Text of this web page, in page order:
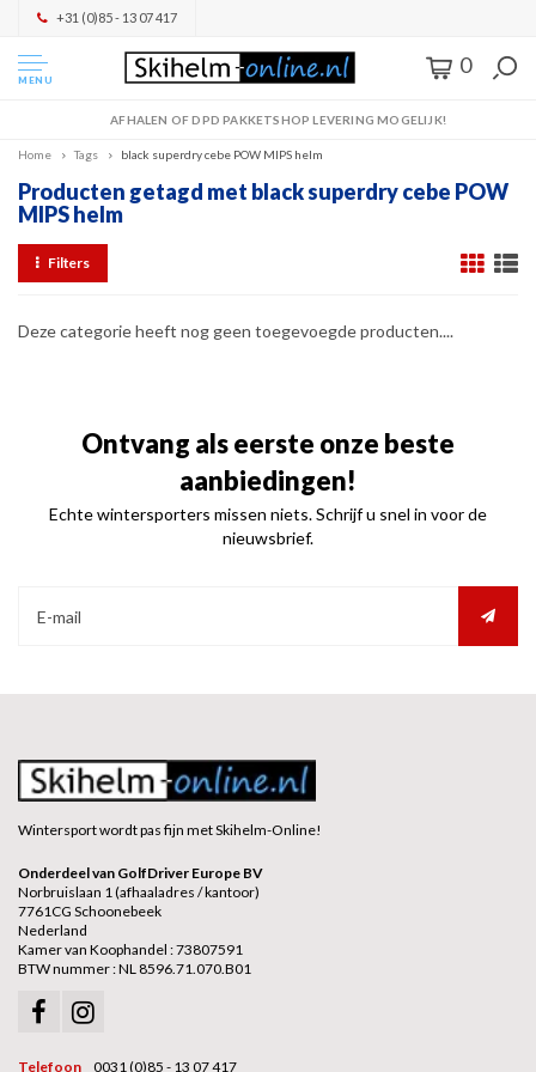
+31 (0)85 - 13 07 417
MENU
0
AFHALEN OF DPD PAKKETSHOP LEVERING MOGELIJK!
Home Tags black superdry cebe POW MIPS helm
Producten getagd met black superdry cebe POW
MIPS helm
Filters
Deze categorie heeft nog geen toegevoegde producten....
Ontvang als eerste onze beste
aanbiedingen!
Echte wintersporters missen niets. Schrijf u snel in voor de
nieuwsbrief.
Wintersport wordt pas fijn met Skihelm-Online!
Onderdeel van GolfDriver Europe BV
Norbruislaan 1 (afhaaladres / kantoor)
7761CG Schoonebeek
Nederland
Kamer van Koophandel : 73807591
BTW nummer : NL 8596.71.070.B01
Telefoon 0031 (0)85 - 13 07 417